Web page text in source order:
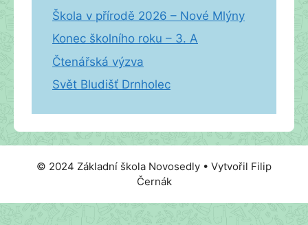
Škola v přírodě 2026 – Nové Mlýny
Konec školního roku – 3. A
Čtenářská výzva
Svět Bludišť Drnholec
© 2024 Základní škola Novosedly • Vytvořil Filip
Černák